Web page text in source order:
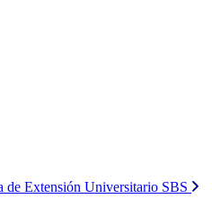
Extensión Universitario SBS